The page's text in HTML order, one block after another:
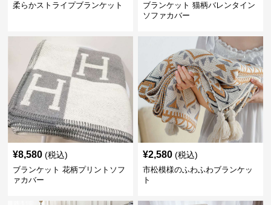
柔らかストライプブランケット
ブランケット 猫柄バレンタイン
ソファカバー
¥8,580 (税込)
ブランケット 花柄プリントソフ
ァカバー
¥2,580 (税込)
市松模様のふわふわブランケッ
ト